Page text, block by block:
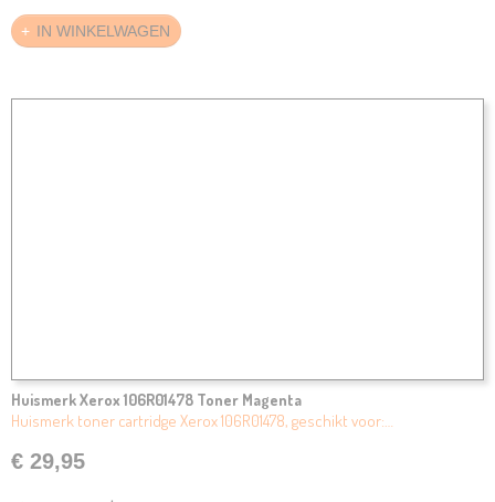
IN WINKELWAGEN
Huismerk Xerox 106R01478 Toner Magenta
Huismerk toner cartridge Xerox 106R01478, geschikt voor:…
€ 29,95